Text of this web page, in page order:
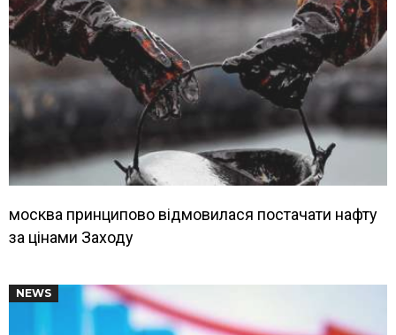
москва принципово відмовилася постачати нафту
за цінами Заходу
NEWS